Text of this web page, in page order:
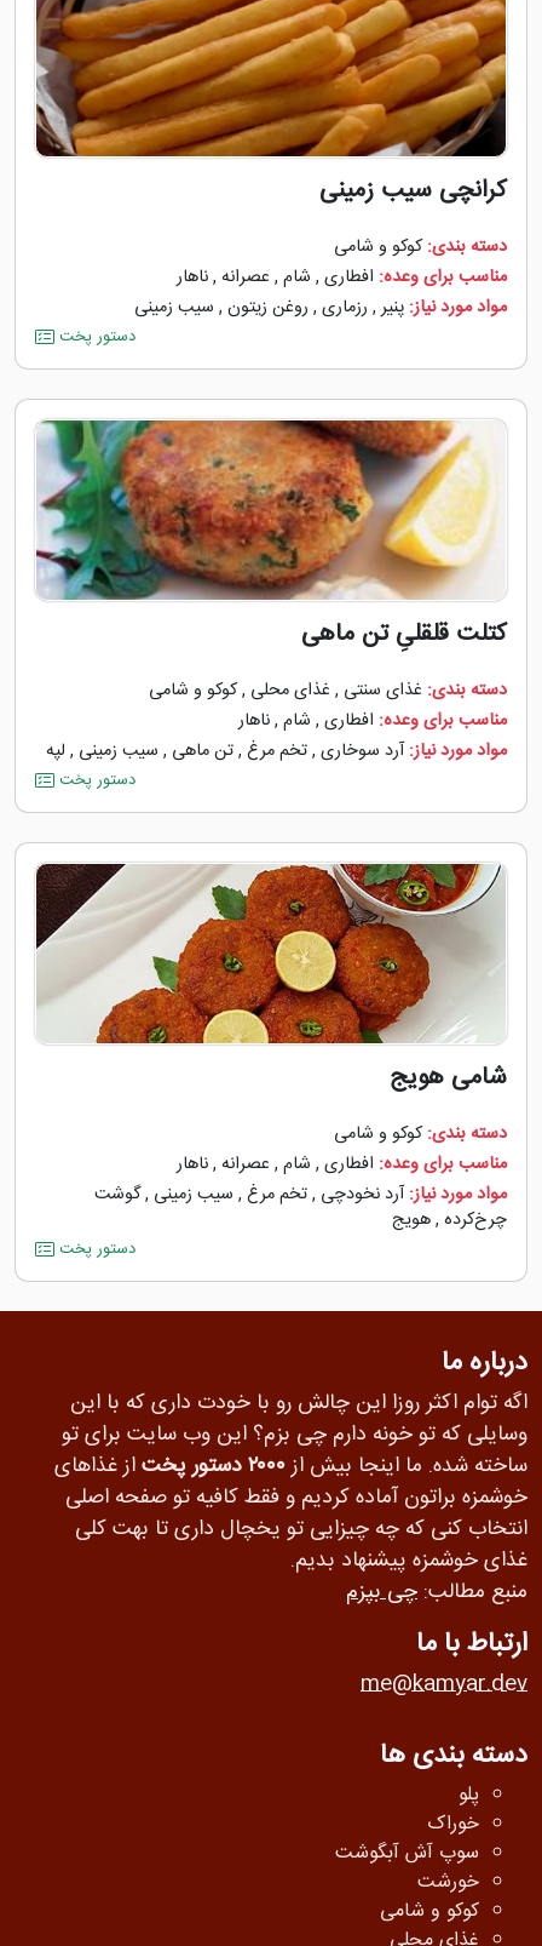
کرانچی سیب زمینی
دسته بندی: کوکو و شامی
مناسب برای وعده: افطاری , شام , عصرانه ,ناهار
مواد مورد نیاز: پنیر, رزماری , روغن زیتون , سیب زمینی
دستور پخت
کتلت قلقلیِ تن ماهی
دسته بندی: غذای سنتی , غذای محلی ,کوکو و شامی
مناسب برای وعده: افطاری , شام ,ناهار
مواد مورد نیاز: آرد سوخاری ,تخم مرغ ,تن ماهی , سیب زمینی , لپه
دستور پخت
شامی هویج
دسته بندی: کوکو و شامی
مناسب برای وعده: افطاری , شام , عصرانه ,ناهار
مواد مورد نیاز: آرد نخودچی ,تخم مرغ , سیب زمینی ,گوشت
چرخ‌کرده ,هویج
دستور پخت
درباره ما
اگه توام اکثر روزا این چالش رو با خودت داری که با این
وسایلی که تو خونه دارم چی بزم؟ این وب سایت برای تو
ساخته شده. ما اینجا بیش از۲۰۰۰ دستور پخت
از غذاهای
خوشمزه براتون آماده کردیم و فقط کافیه تو صفحه اصلی
انتخاب کنی که چه چیزایی تو یخچال داری تا بهت کلی
غذای خوشمزه پیشنهاد بدیم.
منبع مطالب: چی بپزم
ارتباط با ما
me@kamyar.dev
دسته بندی ها
پلو
خوراک
سوپ آش آبگوشت
خورشت
کوکو و شامی